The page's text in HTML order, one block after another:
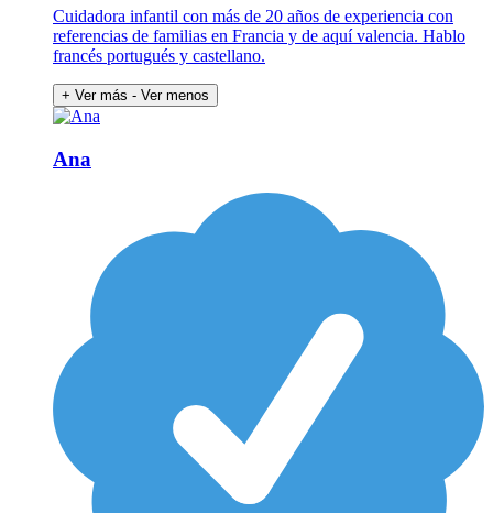
Cuidadora infantil con más de 20 años de experiencia con
referencias de familias en Francia y de aquí valencia. Hablo
francés portugués y castellano.
+ Ver más - Ver menos
Ana